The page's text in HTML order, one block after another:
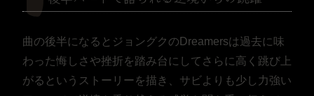
曲の後半になるとジョングクのDreamersは過去に味
わった悔しさや挫折を踏み台にしてさらに高く跳び上
がるというストーリーを描き、サビよりも少し力強い